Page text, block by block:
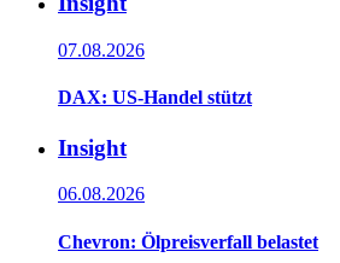
07.08.2026
DAX: US-Handel stützt
Insight
06.08.2026
Chevron: Ölpreisverfall belastet